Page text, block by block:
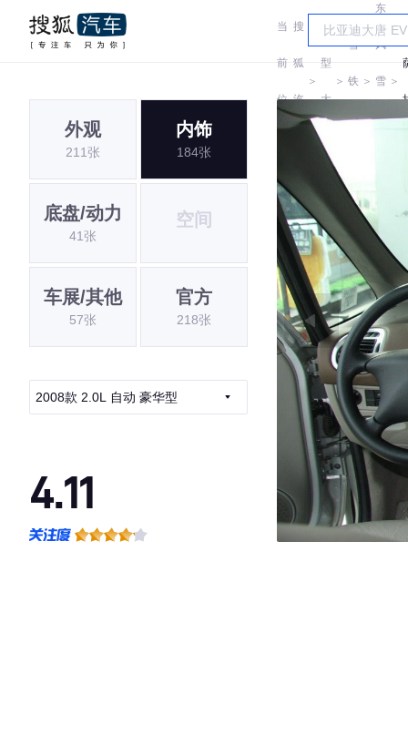
当
前
位
搜
狐
汽
＞
车
型
大
＞
雪
铁
龙
＞
东
风
雪
铁
＞
外观
211张
内饰
184张
底盘/动力
41张
空间
车展/其他
57张
官方
218张
2008款 2.0L 自动 豪华型
4.11